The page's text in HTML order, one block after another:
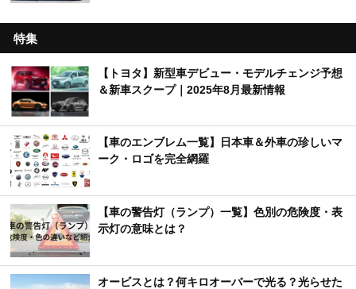
特集
【トヨタ】新型車デビュー・モデルチェンジ予想
＆新車スクープ｜2025年8月最新情報
【車のエンブレム一覧】日本車＆外車の珍しいマ
ーク・ロゴを完全網羅
【車の警告灯（ランプ）一覧】色別の危険度・表
示灯の意味とは？
オービスとは？何キロオーバーで光る？光らせた